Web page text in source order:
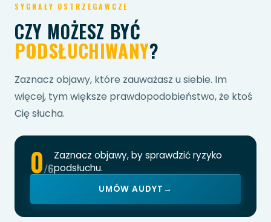
SYGNAŁY OSTRZEGAWCZE
CZY MOŻESZ BYĆ
PODSŁUCHIWANY?
Zaznacz objawy, które zauważasz u siebie. Im
więcej, tym większe prawdopodobieństwo, że ktoś
Cię słucha.
0/6
Zaznacz objawy, by sprawdzić ryzyko
podsłuchu.
UMÓW AUDYT →